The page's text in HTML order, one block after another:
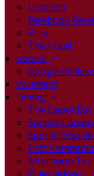
Location
Facebook
Blog
The Hotel
Rooms
Google
Vouchers
Dining
The Depot
Sunday
Special
First
Afternoon Tea